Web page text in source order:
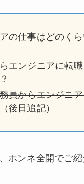
の仕事はどのく
エンジニアに転
員からエンジニ
後日追記）
ホンネ全開でご紹